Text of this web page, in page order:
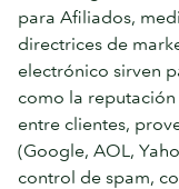
para Afiliados,
directrices de
electrónico sirven
como la
entre clientes,
(Google, AOL,
control de spam,